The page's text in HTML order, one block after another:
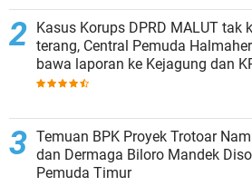
Kasus Korups DPRD MALUT tak
terang, Central Pemuda
bawa laporan ke Kejagung dan
Temuan BPK Proyek Trotoar
dan Dermaga Biloro Mandek
Pemuda Timur